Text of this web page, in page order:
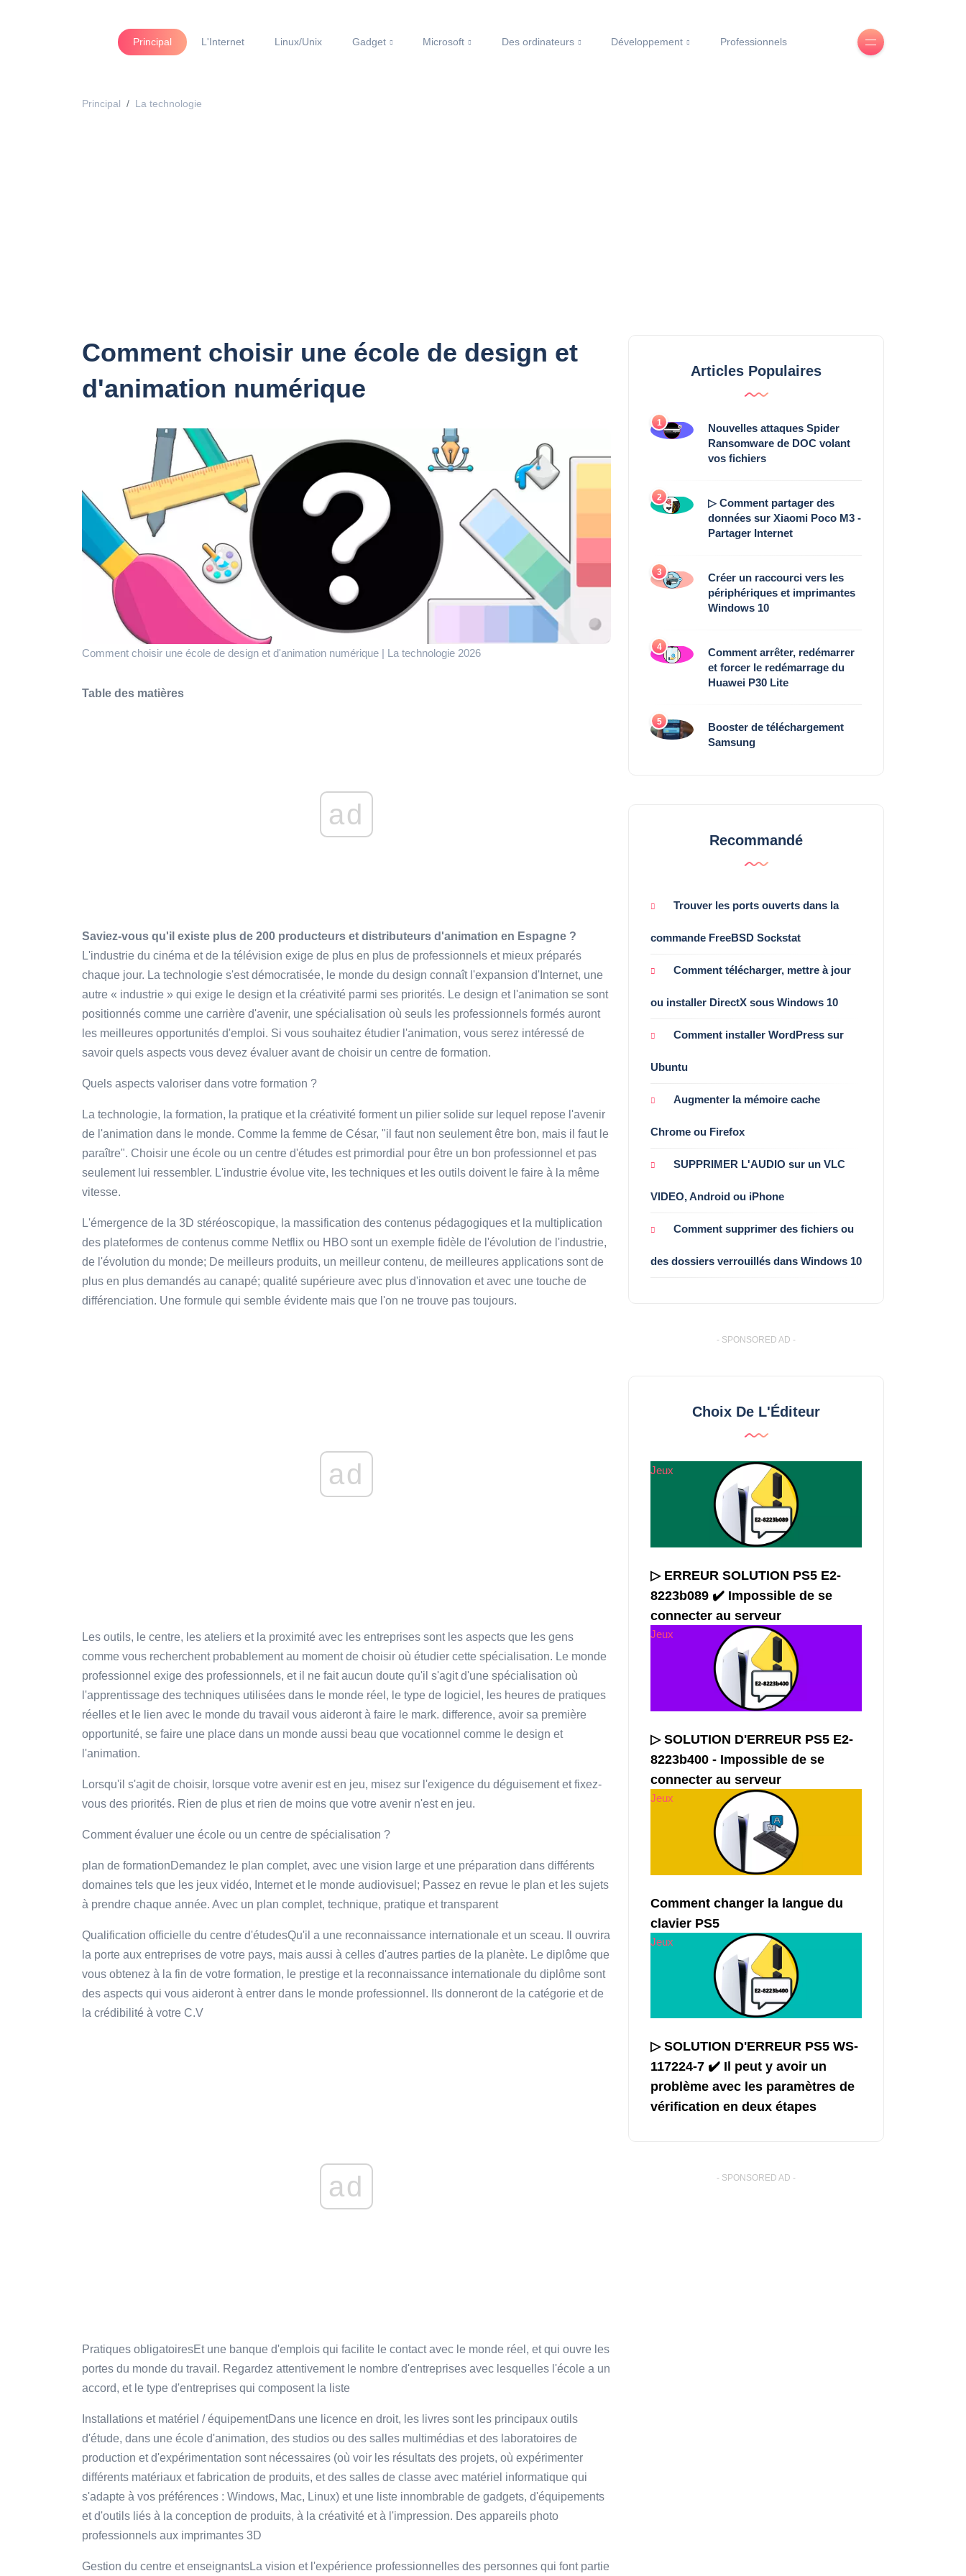
Principal L'Internet Linux/Unix Gadget Microsoft Des ordinateurs Développement Professionnels
Principal La technologie
Comment choisir une école de design et
d'animation numérique
Comment choisir une école de design et d'animation numérique | La technologie 2026
Table des matières
ad
Saviez-vous qu'il existe plus de 200 producteurs et distributeurs d'animation en Espagne ?
L'industrie du cinéma et de la télévision exige de plus en plus de professionnels et mieux préparés
chaque jour. La technologie s'est démocratisée, le monde du design connaît l'expansion d'Internet, une
autre « industrie » qui exige le design et la créativité parmi ses priorités. Le design et l'animation se sont
positionnés comme une carrière d'avenir, une spécialisation où seuls les professionnels formés auront
les meilleures opportunités d'emploi. Si vous souhaitez étudier l'animation, vous serez intéressé de
savoir quels aspects vous devez évaluer avant de choisir un centre de formation.
Quels aspects valoriser dans votre formation ?
La technologie, la formation, la pratique et la créativité forment un pilier solide sur lequel repose l'avenir
de l'animation dans le monde. Comme la femme de César, "il faut non seulement être bon, mais il faut le
paraître". Choisir une école ou un centre d'études est primordial pour être un bon professionnel et pas
seulement lui ressembler. L'industrie évolue vite, les techniques et les outils doivent le faire à la même
vitesse.
L'émergence de la 3D stéréoscopique, la massification des contenus pédagogiques et la multiplication
des plateformes de contenus comme Netflix ou HBO sont un exemple fidèle de l'évolution de l'industrie,
de l'évolution du monde; De meilleurs produits, un meilleur contenu, de meilleures applications sont de
plus en plus demandés au canapé; qualité supérieure avec plus d'innovation et avec une touche de
différenciation. Une formule qui semble évidente mais que l'on ne trouve pas toujours.
ad
Les outils, le centre, les ateliers et la proximité avec les entreprises sont les aspects que les gens
comme vous recherchent probablement au moment de choisir où étudier cette spécialisation. Le monde
professionnel exige des professionnels, et il ne fait aucun doute qu'il s'agit d'une spécialisation où
l'apprentissage des techniques utilisées dans le monde réel, le type de logiciel, les heures de pratiques
réelles et le lien avec le monde du travail vous aideront à faire le mark. difference, avoir sa première
opportunité, se faire une place dans un monde aussi beau que vocationnel comme le design et
l'animation.
Lorsqu'il s'agit de choisir, lorsque votre avenir est en jeu, misez sur l'exigence du déguisement et fixez-
vous des priorités. Rien de plus et rien de moins que votre avenir n'est en jeu.
Comment évaluer une école ou un centre de spécialisation ?
plan de formationDemandez le plan complet, avec une vision large et une préparation dans différents
domaines tels que les jeux vidéo, Internet et le monde audiovisuel; Passez en revue le plan et les sujets
à prendre chaque année. Avec un plan complet, technique, pratique et transparent
Qualification officielle du centre d'étudesQu'il a une reconnaissance internationale et un sceau. Il ouvrira
la porte aux entreprises de votre pays, mais aussi à celles d'autres parties de la planète. Le diplôme que
vous obtenez à la fin de votre formation, le prestige et la reconnaissance internationale du diplôme sont
des aspects qui vous aideront à entrer dans le monde professionnel. Ils donneront de la catégorie et de
la crédibilité à votre C.V
ad
Pratiques obligatoiresEt une banque d'emplois qui facilite le contact avec le monde réel, et qui ouvre les
portes du monde du travail. Regardez attentivement le nombre d'entreprises avec lesquelles l'école a un
accord, et le type d'entreprises qui composent la liste
Installations et matériel / équipementDans une licence en droit, les livres sont les principaux outils
d'étude, dans une école d'animation, des studios ou des salles multimédias et des laboratoires de
production et d'expérimentation sont nécessaires (où voir les résultats des projets, où expérimenter
différents matériaux et fabrication de produits, et des salles de classe avec matériel informatique qui
s'adapte à vos préférences : Windows, Mac, Linux) et une liste innombrable de gadgets, d'équipements
et d'outils liés à la conception de produits, à la créativité et à l'impression. Des appareils photo
professionnels aux imprimantes 3D
Gestion du centre et enseignantsLa vision et l'expérience professionnelles des personnes qui font partie
Articles Populaires
1
Nouvelles attaques Spider
Ransomware de DOC volant
vos fichiers
2
▷ Comment partager des
données sur Xiaomi Poco M3 -
Partager Internet
3
Créer un raccourci vers les
périphériques et imprimantes
Windows 10
4
Comment arrêter, redémarrer
et forcer le redémarrage du
Huawei P30 Lite
5
Booster de téléchargement
Samsung
Recommandé
Trouver les ports ouverts dans la
commande FreeBSD Sockstat
Comment télécharger, mettre à jour
ou installer DirectX sous Windows 10
Comment installer WordPress sur
Ubuntu
Augmenter la mémoire cache
Chrome ou Firefox
SUPPRIMER L'AUDIO sur un VLC
VIDEO, Android ou iPhone
Comment supprimer des fichiers ou
des dossiers verrouillés dans Windows 10
- SPONSORED AD -
Choix De L'Éditeur
Jeux
▷ ERREUR SOLUTION PS5 E2-
8223b089 ✔️ Impossible de se
connecter au serveur
Jeux
▷ SOLUTION D'ERREUR PS5 E2-
8223b400 - Impossible de se
connecter au serveur
Jeux
Comment changer la langue du
clavier PS5
Jeux
▷ SOLUTION D'ERREUR PS5 WS-
117224-7 ✔️ Il peut y avoir un
problème avec les paramètres de
vérification en deux étapes
- SPONSORED AD -